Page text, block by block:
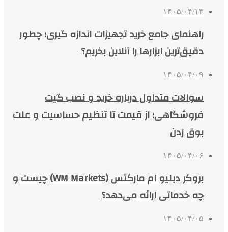
۱۴۰۵/۰۴/۱۴
راهنمای جامع خرید تجهیزات اندازه گیری؛ چطور
دقیق‌ترین ابزارها را آنلاین بخریم؟
۱۴۰۵/۰۴/۰۹
سوالات متداول درباره خرید و نصب گیت
فروشگاهی؛ از قیمت تا تنظیم حساسیت و علت
بوق زدن
۱۴۰۵/۰۴/۰۶
بروکر دبلیو ام مارکتس (WM Markets) چیست و
چه خدماتی ارائه می‌دهد؟
۱۴۰۵/۰۴/۰۵